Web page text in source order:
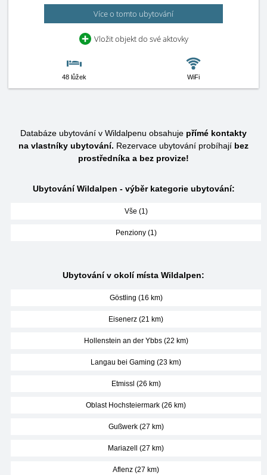
Více o tomto ubytování
Vložit objekt do své aktovky
48 lůžek WiFi
Databáze ubytování v Wildalpenu obsahuje přímé kontakty
na vlastníky ubytování. Rezervace ubytování probíhají bez
prostředníka a bez provize!
Ubytování Wildalpen - výběr kategorie ubytování:
Vše (1)
Penziony (1)
Ubytování v okolí místa Wildalpen:
Göstling (16 km)
Eisenerz (21 km)
Hollenstein an der Ybbs (22 km)
Langau bei Gaming (23 km)
Etmissl (26 km)
Oblast Hochsteiermark (26 km)
Gußwerk (27 km)
Mariazell (27 km)
Aflenz (27 km)